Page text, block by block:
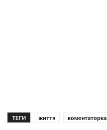
ТЕГИ життя коментаторка